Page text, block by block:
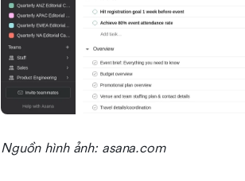
Nguồn hình ảnh: asana.com